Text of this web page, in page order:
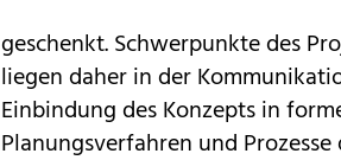
geschenkt. Schwerpunkte des Projektes
liegen daher in der
Einbindung des Konzepts in
Planungsverfahren und Prozesse